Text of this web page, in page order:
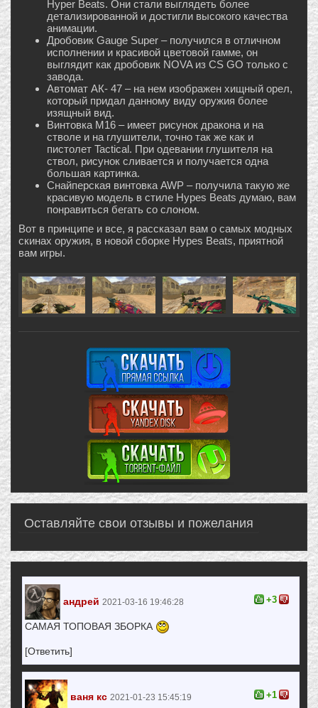
Hyper Beats. Они стали выглядеть более
детализированной и достигли высокого качества
анимации.
Дробовик Gauge Super – получился в отличном
исполнении и красивой цветовой гамме, он
выглядит как дробовик NOVA из CS GO только с
завода.
Автомат АК- 47 – на нем изображен хищный орел,
который придал данному виду оружия более
изящный вид.
Винтовка М16 – имеет рисунок дракона и на
стволе и на глушители, точно так же как и
пистолет Tactical. При одевании глушителя на
ствол, рисунок сливается и получается одна
большая картинка.
Снайперская винтовка AWP – получила такую же
красивую модель в стиле Hypes Beats думаю, вам
понравиться бегать со слоном.
Вот в принципе и все, я рассказал вам о самых модных
скинах оружия, в новой сборке Hypes Beats, приятной
вам игры.
Оставляйте свои отзывы и пожелания
андрей 2021-03-16 19:46:28
САМАЯ ТОПОВАЯ ЗБОРКА
[Ответить]
+3
ваня кс 2021-01-23 15:45:19 +1